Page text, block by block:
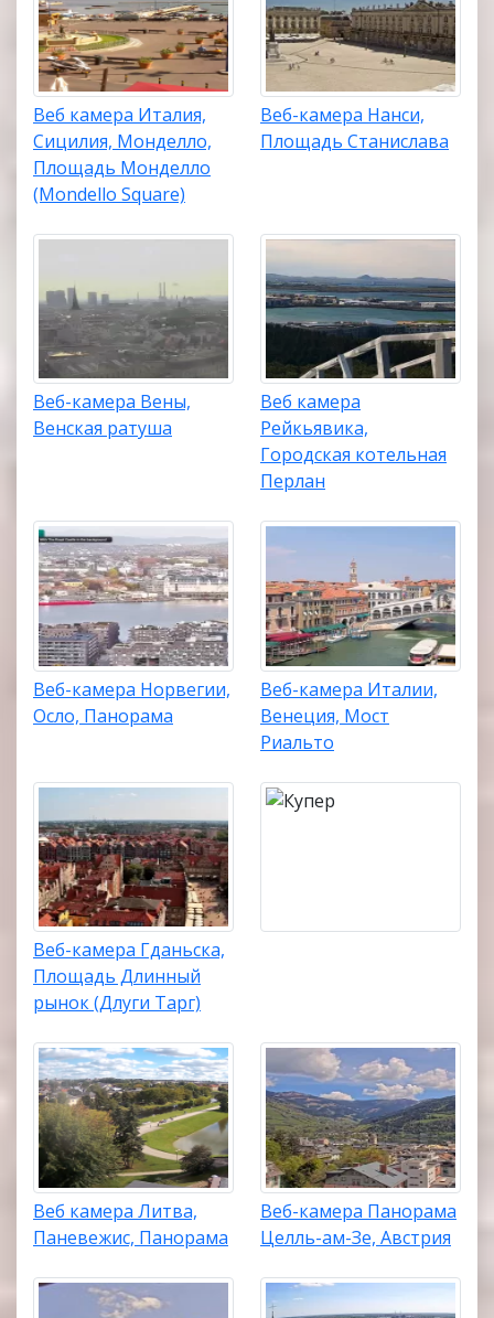
Веб камера Италия,
Сицилия, Монделло,
Площадь Монделло
(Mondello Square)
Веб-камера Нанси,
Площадь Станислава
Веб-камера Вены,
Венская ратуша
Веб камера
Рейкьявика,
Городская котельная
Перлан
Веб-камера Норвегии,
Осло, Панорама
Веб-камера Италии,
Венеция, Мост
Риальто
Веб-камера Гданьска,
Площадь Длинный
рынок (Длуги Тарг)
Веб камера Литва,
Паневежис, Панорама
Веб-камера Панорама
Целль-ам-Зе, Австрия